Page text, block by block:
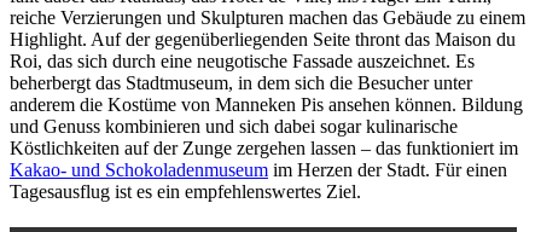
reiche Verzierungen und Skulpturen machen das Gebäude zu einem
Highlight. Auf der gegenüberliegenden Seite thront das Maison du
Roi, das sich durch eine neugotische Fassade auszeichnet. Es
beherbergt das Stadtmuseum, in dem sich die Besucher unter
anderem die Kostüme von Manneken Pis ansehen können. Bildung
und Genuss kombinieren und sich dabei sogar kulinarische
Köstlichkeiten auf der Zunge zergehen lassen – das funktioniert im
Kakao- und Schokoladenmuseum im Herzen der Stadt. Für einen
Tagesausflug ist es ein empfehlenswertes Ziel.